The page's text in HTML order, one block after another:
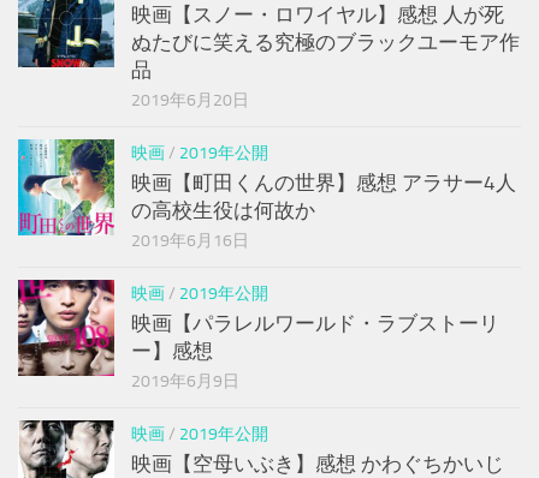
映画【スノー・ロワイヤル】感想 人が死
ぬたびに笑える究極のブラックユーモア作
品
2019年6月20日
映画/ 2019年公開
映画【町田くんの世界】感想 アラサー4人
の高校生役は何故か
2019年6月16日
映画/ 2019年公開
映画【パラレルワールド・ラブストーリ
ー】感想
2019年6月9日
映画/ 2019年公開
映画【空母いぶき】感想 かわぐちかいじ